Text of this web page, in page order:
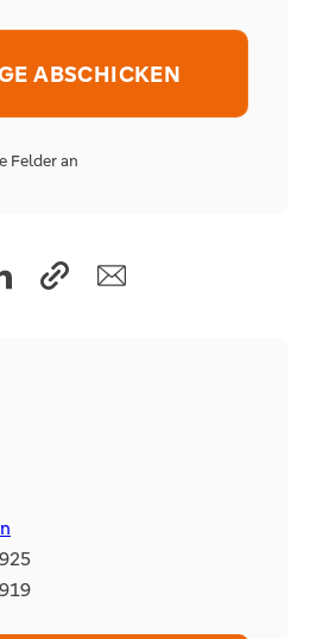
Felder an